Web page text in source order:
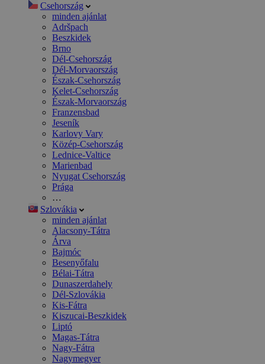
Csehország
minden ajánlat
Adršpach
Beszkidek
Brno
Dél-Csehország
Dél-Morvaország
Észak-Csehország
Kelet-Csehország
Észak-Morvaország
Franzensbad
Jeseník
Karlovy Vary
Közép-Csehország
Lednice-Valtice
Marienbad
Nyugat Csehország
Prága
…
Szlovákia
minden ajánlat
Alacsony-Tátra
Árva
Bajmóc
Besenyőfalu
Bélai-Tátra
Dunaszerdahely
Dél-Szlovákia
Kis-Fátra
Kiszucai-Beszkidek
Liptó
Magas-Tátra
Nagy-Fátra
Nagymegyer